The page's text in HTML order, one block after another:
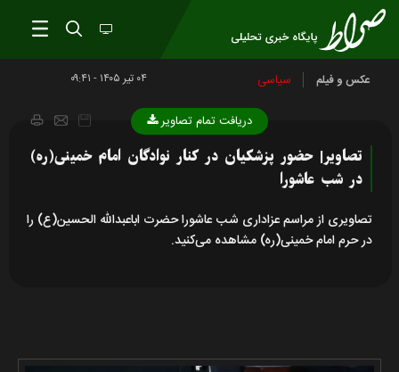
عکس و فیلم سیاسی ۰۴ تير ۱۴۰۵ - ۰۹:۴۱
دریافت تمام تصاویر
تصاویر| حضور پزشکیان در کنار نوادگان امام خمینی(ره)
در شب عاشورا
تصاویری از مراسم عزاداری شب عاشورا حضرت اباعبدالله الحسین(ع) را
در حرم امام خمینی(ره) مشاهده می‌کنید.